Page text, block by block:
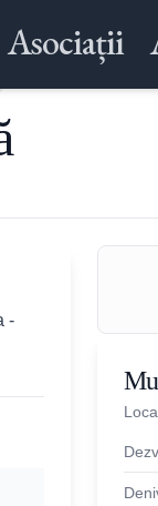
Asociații
-